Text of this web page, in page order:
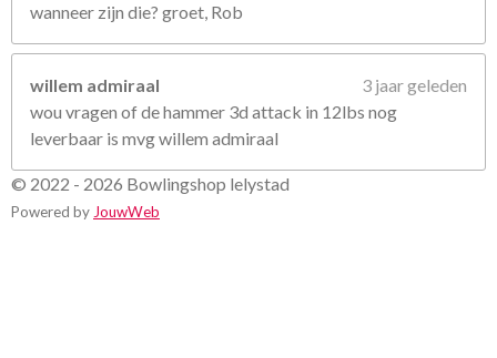
wanneer zijn die? groet, Rob
willem admiraal
3 jaar geleden
wou vragen of de hammer 3d attack in 12lbs nog
leverbaar is mvg willem admiraal
© 2022 - 2026 Bowlingshop lelystad
Powered by JouwWeb